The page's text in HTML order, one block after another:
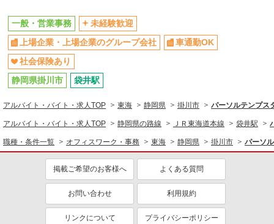
一般・営業事務
未経験歓迎
上場企業・上場企業のグループ会社
車通勤OK
社会保険あり
静岡県掛川市
袋井駅
アルバイト・バイト・求人TOP 東海 静岡県 掛川市 パーソルテンプス
アルバイト・バイト・求人TOP 静岡県の路線 ＪＲ東海道本線 袋井駅
職種・条件一覧 オフィスワーク・事務 東海 静岡県 掛川市 パーソ
掲載ご希望のお客様へ よくある質問
お問い合わせ 利用規約
リンクについて プライバシーポリシー